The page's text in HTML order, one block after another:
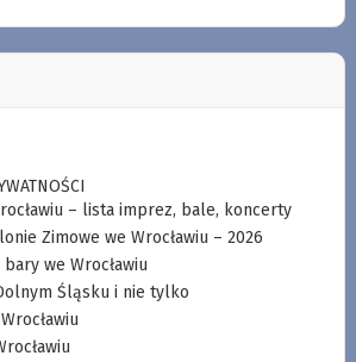
– lista imprez, bale, koncerty
Zimowe we Wrocławiu – 2026
we Wrocławiu
Śląsku i nie tylko